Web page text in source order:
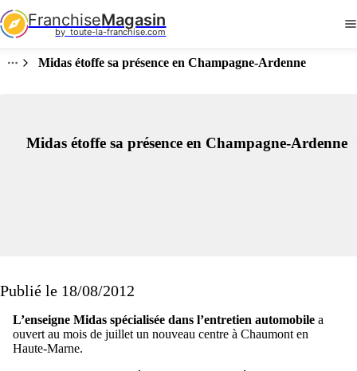
FranchiseMagasin
by  toute-la-franchise.com
Midas étoffe sa présence en Champagne-Ardenne
Midas étoffe sa présence en Champagne-Ardenne
Publié le 18/08/2012
L’enseigne Midas spécialisée dans l’entretien automobile a
ouvert au mois de juillet un nouveau centre à Chaumont en
Haute-Marne.